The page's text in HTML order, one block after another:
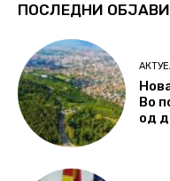
ПОСЛЕДНИ ОБЈАВИ
Во
од